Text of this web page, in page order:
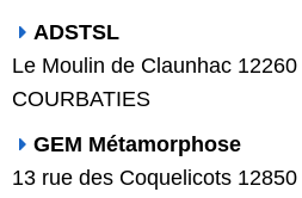
ADSTSL
Le Moulin de Claunhac
COURBATIES
GEM Métamorphose
13 rue des Coquelicots